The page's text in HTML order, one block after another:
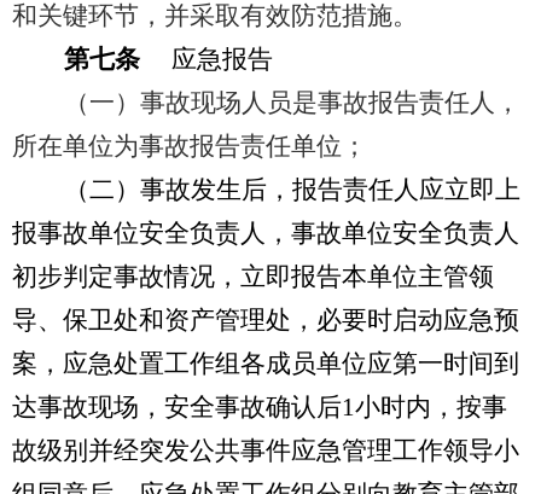
和关键环节，并采取有效防范措施。
第七条应急报告
（一）事故现场人员是事故报告责任人，
所在单位为事故报告责任单位；
（二）事故发生后，报告责任人应立即上
报事故单位安全负责人，事故单位安全负责人
初步判定事故情况，立即报告本单位主管领
导、保卫处和资产管理处，必要时启动应急预
案，应急处置工作组各成员单位应第一时间到
达事故现场，安全事故确认后1小时内，按事
故级别并经突发公共事件应急管理工作领导小